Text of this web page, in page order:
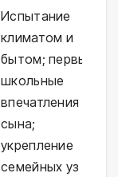
Испытание
климатом и
бытом; первые
школьные
впечатления
сына;
укрепление
семейных уз